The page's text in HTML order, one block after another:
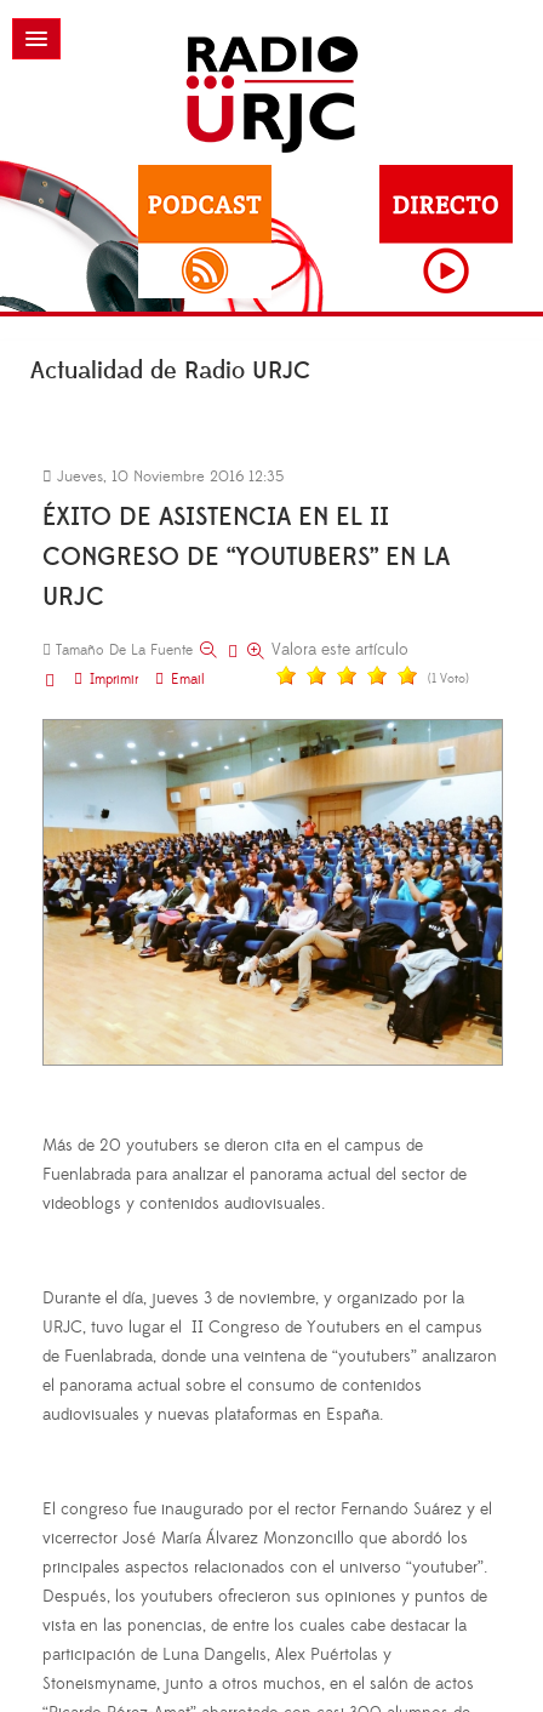
Actualidad de Radio URJC
Jueves, 10 Noviembre 2016 12:35
ÉXITO DE ASISTENCIA EN EL II
CONGRESO DE “YOUTUBERS” EN LA
URJC
Tamaño De La Fuente
Imprimir
Email
Valora este artículo
(1 Voto)
Más de 20 youtubers se dieron cita en el campus de
Fuenlabrada para analizar el panorama actual del sector de
videoblogs y contenidos audiovisuales.
Durante el día, jueves 3 de noviembre, y organizado por la
URJC, tuvo lugar el II Congreso de Youtubers en el campus
de Fuenlabrada, donde una veintena de “youtubers” analizaron
el panorama actual sobre el consumo de contenidos
audiovisuales y nuevas plataformas en España.
El congreso fue inaugurado por el rector Fernando Suárez y el
vicerrector José María Álvarez Monzoncillo que abordó los
principales aspectos relacionados con el universo “youtuber”.
Después, los youtubers ofrecieron sus opiniones y puntos de
vista en las ponencias, de entre los cuales cabe destacar la
participación de Luna Dangelis, Alex Puértolas y
Stoneismyname, junto a otros muchos, en el salón de actos